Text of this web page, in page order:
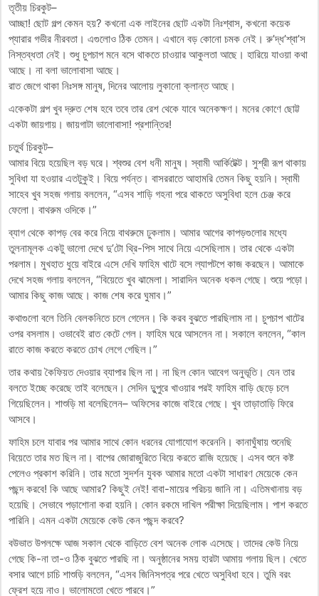
তৃতীয় চিরকুট–
আচ্ছা! ছোট গল্প কেমন হয়? কখনো এক লাইনের ছোট একটা নিঃশ্বাস, কখনো কয়েক
প্যারার গভীর নীরবতা। এগুলোও ঠিক তেমন। এখানে বড় কোনো চমক নেই। রু’দ্ধ’শ্বা’স
নিস্তব্ধতা নেই। শুধু চুপচাপ মনে বসে থাকতে চাওয়ার আকুলতা আছে। হারিয়ে যাওয়া কথা
আছে। না বলা ভালোবাসা আছে।
রাত জেগে থাকা নিঃসঙ্গ মানুষ, দিনের আলোয় লুকানো ক্লান্ত আছে।
একেকটা গল্প খুব দ্রুত শেষ হবে তবে তার রেশ থেকে যাবে অনেকক্ষণ। মনের কোণে ছোট্ট
একটা জায়গায়। জায়গাটা ভালোবাসা! প্রশান্তির!
চতুর্থ চিরকুট–
আমার বিয়ে হয়েছিল বড় ঘরে। শ্বশুর বেশ ধনী মানুষ। স্বামী আর্কিটেক্ট। সুশ্রী রূপ থাকায়
সুবিধা যা হওয়ার এতটুকুই। বিয়ে পর্যন্ত। বাসররাতে আহামরি তেমন কিছু হয়নি। স্বামী
সাহেব খুব সহজ গলায় বললেন, “এসব শাড়ি গহনা পরে থাকতে অসুবিধা হলে চেঞ্জ করে
ফেলো। বাথরুম ওদিকে।”
ব্যাগ থেকে কাপড় বের করে নিয়ে বাথরুমে ঢুকলাম। আমার আগের কাপড়গুলোর মধ্যে
তুলনামূলক একটু ভালো দেখে দু’টো থ্রি-পিস সাথে নিয়ে এসেছিলাম। তার থেকে একটা
পরলাম। মুখহাত ধুয়ে বাইরে এসে দেখি ফাহিম খাটে বসে ল্যাপটপে কাজ করছেন। আমাকে
দেখে সহজ গলায় বললেন, “বিয়েতে খুব ঝামেলা। সারাদিন অনেক ধকল গেছে। শুয়ে পড়ো।
আমার কিছু কাজ আছে। কাজ শেষ করে ঘুমাব।”
কথাগুলো বলে তিনি বেলকনিতে চলে গেলেন। কি করব বুঝতে পারছিলাম না। চুপচাপ খাটের
ওপর বসলাম। ওভাবেই রাত কেটে গেল। ফাহিম ঘরে আসলেন না। সকালে বললেন, “কাল
রাতে কাজ করতে করতে চোখ লেগে গেছিল।”
তার কথায় কৈফিয়ত দেওয়ার ব্যাপার ছিল না। না ছিল কোন আবেগ অনুভূতি। যেন তার
বলতে ইচ্ছে করেছে তাই বলেছেন। সেদিন দুুপুরে খাওয়ার পরই ফাহিম বাড়ি ছেড়ে চলে
গিয়েছিলেন। শাশুড়ি মা বলেছিলেন– অফিসের কাজে বাইরে গেছে। খুব তাড়াতাড়ি ফিরে
আসবে।
ফাহিম চলে যাবার পর আমার সাথে কোন ধরনের যোগাযোগ করেননি। কানাঘুঁষায় শুনেছি
বিয়েতে তার মত ছিল না। বাপের জোরাজুরিতে বিয়ে করতে রাজি হয়েছে। এসব শুনে কষ্ট
পেলেও প্রকাশ করিনি। তার মতো সুদর্শন যুবক আমার মতো একটা সাধারণ মেয়েকে কেন
পছন্দ করবে! কি আছে আমার? কিছুই নেই! বাবা-মায়ের পরিচয় জানি না। এতিমখানায় বড়
হয়েছি। সেভাবে পড়াশোনা করা হয়নি। কোন রকমে দাখিল পরীক্ষা দিয়েছিলাম। পাশ করতে
পারিনি। এমন একটা মেয়েকে কেউ কেন পছন্দ করবে?
বউভাত উপলক্ষে আজ সকাল থেকে বাড়িতে বেশ অনেক লোক এসেছে। তাদের কেউ নিয়ে
গেছে কি-না তা-ও ঠিক বুঝতে পারছি না। অনুষ্ঠানের সময় হারটা আমায় গলায় ছিল। খেতে
বসার আগে চাচি শাশুড়ি বললেন, “এসব জিনিসপত্র পরে খেতে অসুবিধা হবে। তুমি বরং
ফ্রেশ হয়ে নাও। ভালোমতো খেতে পারবে।”